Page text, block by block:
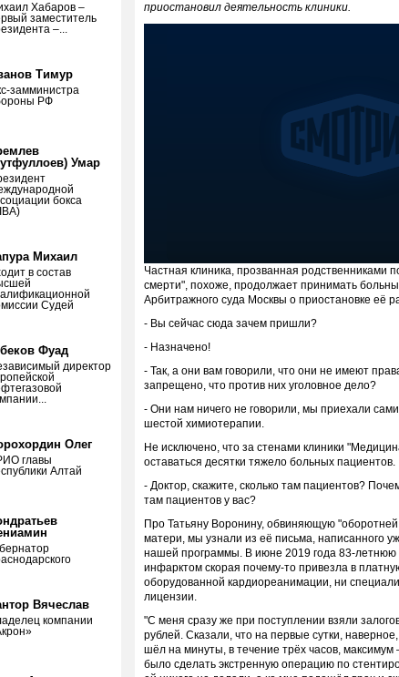
Хабаров –
заместитель
–...
Тимур
замминистра
РФ
Умар
бокса
Михаил
в состав
Судей
Фуад
директор
Олег
главы
Алтай
Вячеслав
компании
приостановил деятельность клиники.
Частная клиника, прозванная родственниками
смерти", похоже, продолжает принимать
Арбитражного суда Москвы о приостановке её
- Вы сейчас сюда зачем пришли?
- Назначено!
- Так, а они вам говорили, что они не имеют
запрещено, что против них уголовное дело?
- Они нам ничего не говорили, мы приехали
шестой химиотерапии.
Не исключено, что за стенами клиники
оставаться десятки тяжело больных пациентов.
- Доктор, скажите, сколько там пациентов?
там пациентов у вас?
Про Татьяну Воронину, обвиняющую
матери, мы узнали из её письма, написанного
нашей программы. В июне 2019 года 83-
инфарктом скорая почему-то привезла в
оборудованной кардиореанимации, ни
лицензии.
"С меня сразу же при поступлении взяли
рублей. Сказали, что на первые сутки,
шёл на минуты, в течение трёх часов, максимум
было сделать экстренную операцию по